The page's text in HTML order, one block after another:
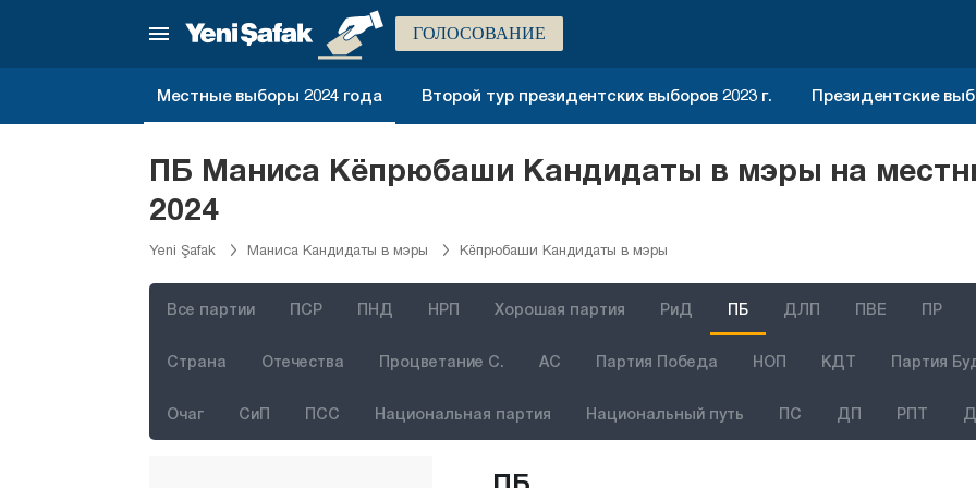
ГОЛОСОВАНИЕ
Местные выборы 2024 года Второй тур президентских выборов 2023 г. Президентские
ПБ Маниса Кёпрюбаши Кандидаты в мэры на
2024
Yeni Şafak Маниса Кандидаты в мэры Кёпрюбаши Кандидаты в мэры
Все партии ПСР ПНД НРП Хорошая партия РиД ПБ ДЛП ПВЕ ПР
Страна Отечества Процветание С. АС Партия Победа НОП КДТ Партия
Очаг СиП ПСС Национальная партия Национальный путь ПС ДП РПТ
Караман
Кыршехир
Кютахья